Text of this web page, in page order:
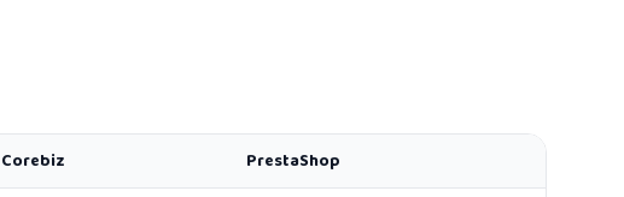
Corebiz PrestaShop